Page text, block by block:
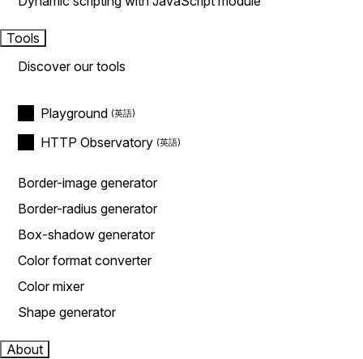
Tools
Discover our tools
Playground
HTTP Observatory
Border-image generator
Border-radius generator
Box-shadow generator
Color format converter
Color mixer
Shape generator
About